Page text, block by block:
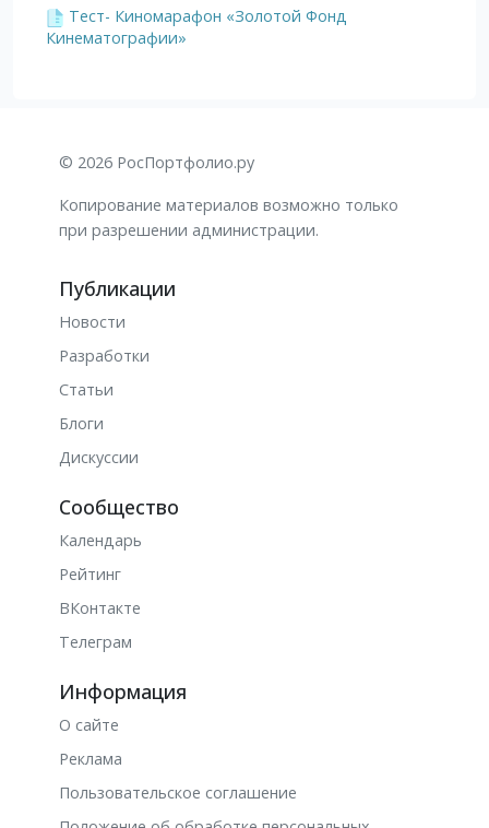
Тест- Киномарафон «Золотой Фонд
Кинематографии»
© 2026 РосПортфолио.ру
Копирование материалов возможно только
при разрешении администрации.
Публикации
Новости
Разработки
Статьи
Блоги
Дискуссии
Сообщество
Календарь
Рейтинг
ВКонтакте
Телеграм
Информация
О сайте
Реклама
Пользовательское соглашение